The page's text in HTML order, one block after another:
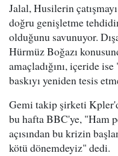
Jalal, Husilerin
doğru genişletme
olduğunu savunuyor.
Hürmüz Boğazı
amaçladığını, içeride
baskıyı yeniden tesis
Gemi takip şirketi
bu hafta BBC'ye, "Ham
açısından bu krizin
kötü dönemdeyiz" dedi.